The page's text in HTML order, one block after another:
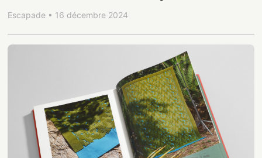
Escapade • 16 décembre 2024